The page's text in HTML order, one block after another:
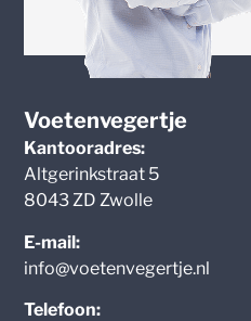
Voetenvegertje
Kantooradres:
Altgerinkstraat 5
8043 ZD Zwolle
E-mail:
info@voetenvegertje.nl
Telefoon: